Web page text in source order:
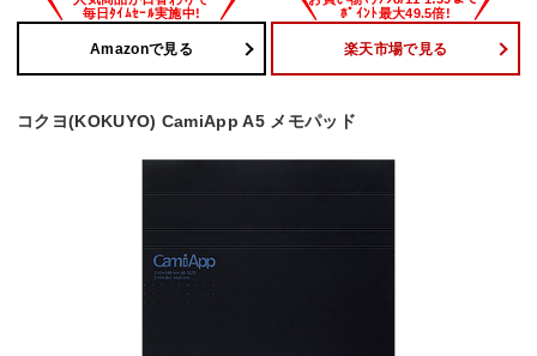
Amazonで見る 楽天市場で見る
コクヨ(KOKUYO) CamiApp A5 メモパッド